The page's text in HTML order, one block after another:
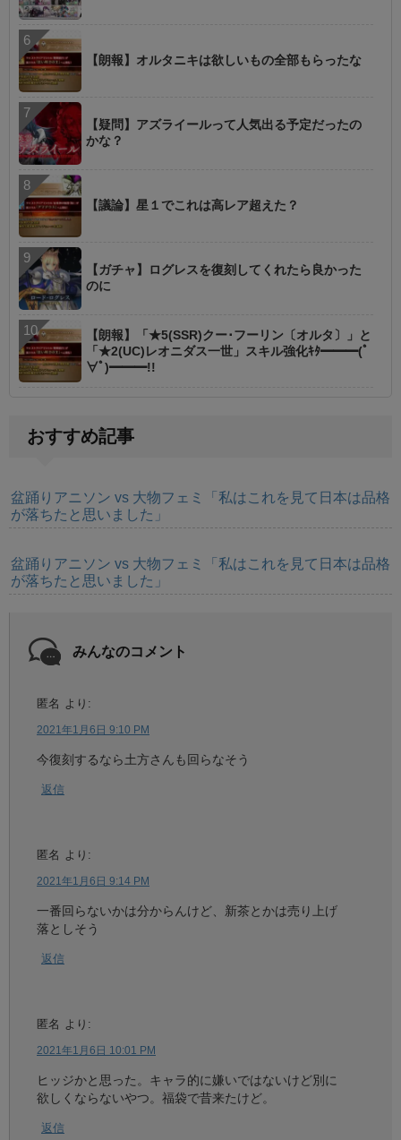
【朗報】オルタニキは欲しいもの全部もらったな
【疑問】アズライールって人気出る予定だったの
かな？
【議論】星１でこれは高レア超えた？
【ガチャ】ログレスを復刻してくれたら良かった
のに
【朗報】「★5(SSR)クー･フーリン〔オルタ〕」と
「★2(UC)レオニダス一世」スキル強化ｷﾀ━━━(ﾟ
∀ﾟ)━━━!!
おすすめ記事
盆踊りアニソン vs 大物フェミ「私はこれを見て日本は品格
が落ちたと思いました」
盆踊りアニソン vs 大物フェミ「私はこれを見て日本は品格
が落ちたと思いました」
みんなのコメント
匿名 より:
2021年1月6日 9:10 PM
今復刻するなら土方さんも回らなそう
返信
匿名 より:
2021年1月6日 9:14 PM
一番回らないかは分からんけど、新茶とかは売り上げ
落としそう
返信
匿名 より:
2021年1月6日 10:01 PM
ヒッジかと思った。キャラ的に嫌いではないけど別に
欲しくならないやつ。福袋で昔来たけど。
返信